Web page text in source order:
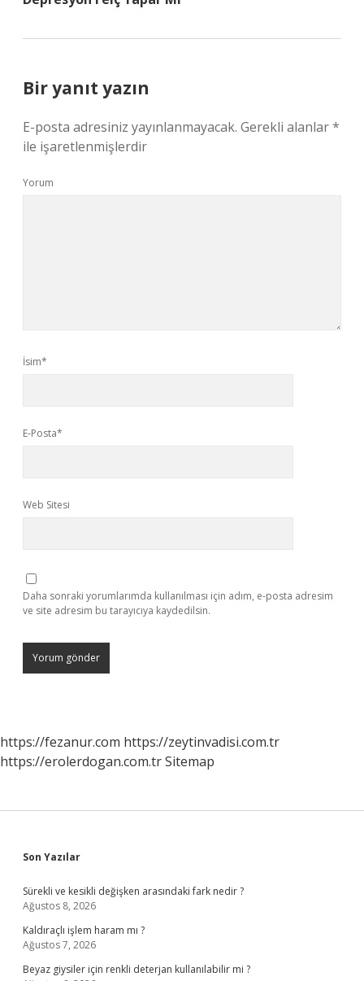
Bir yanıt yazın
E-posta adresiniz yayınlanmayacak. Gerekli alanlar*
ile işaretlenmişlerdir
Yorum
İsim*
E-Posta*
Web Sitesi
Daha sonraki yorumlarımda kullanılması için adım, e-posta adresim
ve site adresim bu tarayıcıya kaydedilsin.
https://fezanur.com https://zeytinvadisi.com.tr
https://erolerdogan.com.trSitemap
Sidebar
Son Yazılar
Sürekli ve kesikli değişken arasındaki fark nedir ?
Ağustos 8, 2026
Kaldıraçlı işlem haram mı ?
Ağustos 7, 2026
Beyaz giysiler için renkli deterjan kullanılabilir mi ?